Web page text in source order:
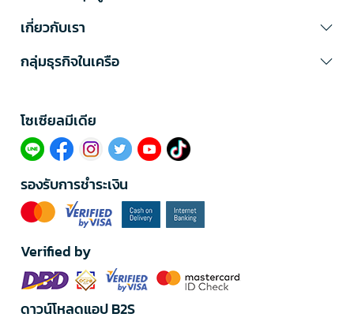
เกี่ยวกับเรา
กลุ่มธุรกิจในเครือ
โซเซียลมีเดีย​
รองรับการชำระเงิน
Verified by
ดาวน์โหลดแอป B2S